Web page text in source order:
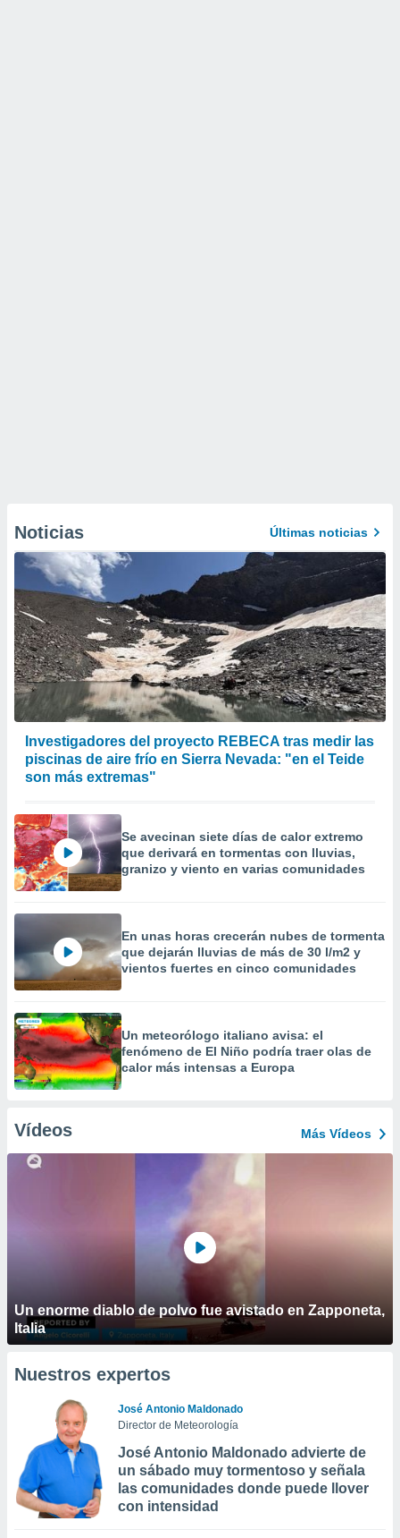
Noticias Últimas noticias
Investigadores del proyecto REBECA tras medir las
piscinas de aire frío en Sierra Nevada: "en el Teide
son más extremas"
Se avecinan siete días de calor extremo
que derivará en tormentas con lluvias,
granizo y viento en varias comunidades
En unas horas crecerán nubes de tormenta
que dejarán lluvias de más de 30 l/m2 y
vientos fuertes en cinco comunidades
Un meteorólogo italiano avisa: el
fenómeno de El Niño podría traer olas de
calor más intensas a Europa
Vídeos Más Vídeos
Un enorme diablo de polvo fue avistado en Zapponeta,
Italia
Nuestros expertos
José Antonio Maldonado
Director de Meteorología
José Antonio Maldonado advierte de
un sábado muy tormentoso y señala
las comunidades donde puede llover
con intensidad